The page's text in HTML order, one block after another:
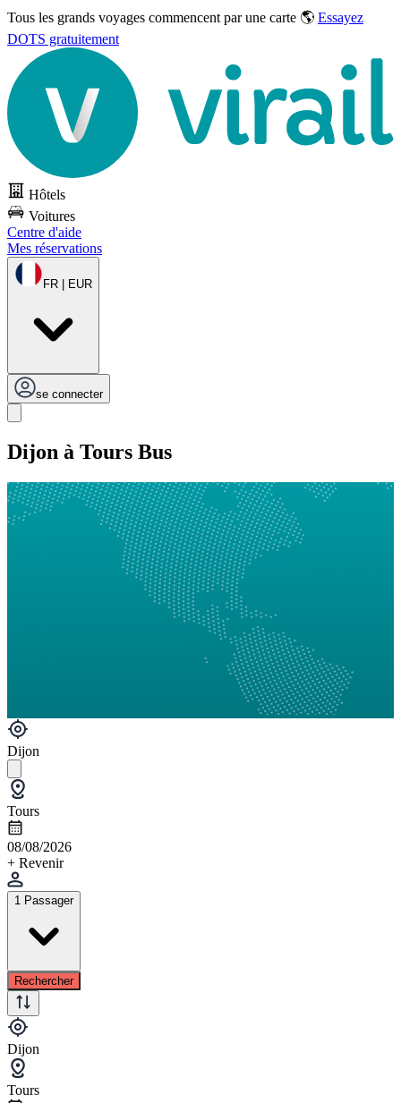
Tous les grands voyages commencent par une carte 🌎 Essayez
DOTS gratuitement
Hôtels
Voitures
Centre d'aide
Mes réservations
FR | EUR
se connecter
Dijon à Tours Bus
Dijon
Tours
08/08/2026
+ Revenir
1 Passager
Rechercher
Dijon
Tours